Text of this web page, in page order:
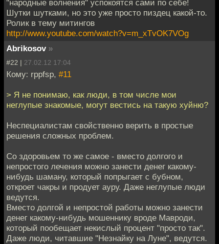
"народные волнения" успокоятся сами по себе!
Шутки шутками, но это уже просто пиздец какой-то.
Ролик в тему митингов
http://www.youtube.com/watch?v=m_xTvOK7VOg
Abrikosov »
#22 | 27.02.12 17:04
Кому: rppfsp, #11
> Я не понимаю, как люди, в том числе мои
неглупые знакомые, могут вестись на такую хуйню?
Неспециалистам свойственно верить в простые
решения сложных проблем.
Со здоровьем то же самое - вместо долгого и
непростого лечения можно занести денег какому-
нибудь шаману, который попрыгает с бубном,
откроет чакры и продует ауру. Даже неглупые люди
ведутся.
Вместо долгой и непростой работы можно занести
денег какому-нибудь мошеннику вроде Мавроди,
который пообещает некислый процент "просто так".
Даже люди, читавшие "Незнайку на Луне", ведутся.